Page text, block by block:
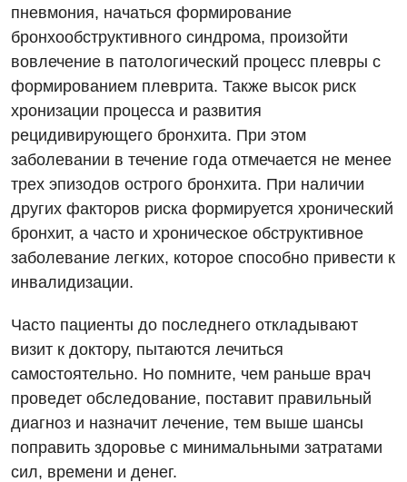
Онкологическое отделение
Ортопедия и травматология
Отделение интенсивной терапии
Отделение неотложных состояний
Оториноларингология
Офтальмологическое отделение
Педиатрическое отделение
Пульмонология
Терапевтическое отделение
Терапия
пневмония, начаться формирование
бронхообструктивного синдрома, произойти
вовлечение в патологический процесс плевры с
формированием плеврита. Также высок риск
хронизации процесса и развития
рецидивирующего бронхита. При этом
заболевании в течение года отмечается не менее
трех эпизодов острого бронхита. При наличии
других факторов риска формируется хронический
бронхит, а часто и хроническое обструктивное
заболевание легких, которое способно привести к
инвалидизации.
Часто пациенты до последнего откладывают
визит к доктору, пытаются лечиться
самостоятельно. Но помните, чем раньше врач
проведет обследование, поставит правильный
диагноз и назначит лечение, тем выше шансы
поправить здоровье с минимальными затратами
сил, времени и денег.